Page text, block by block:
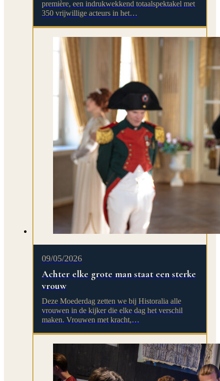
première, een indrukwekkend totaalspektakel met
350 vrijwillige acteurs in het…
09/05/2026
Achter elke grote man staat een sterke
vrouw
Deze Moederdag zetten we bij Historalia alle
vrouwen in de kijker die elke dag het verschil
maken. Vrouwen met kracht,…